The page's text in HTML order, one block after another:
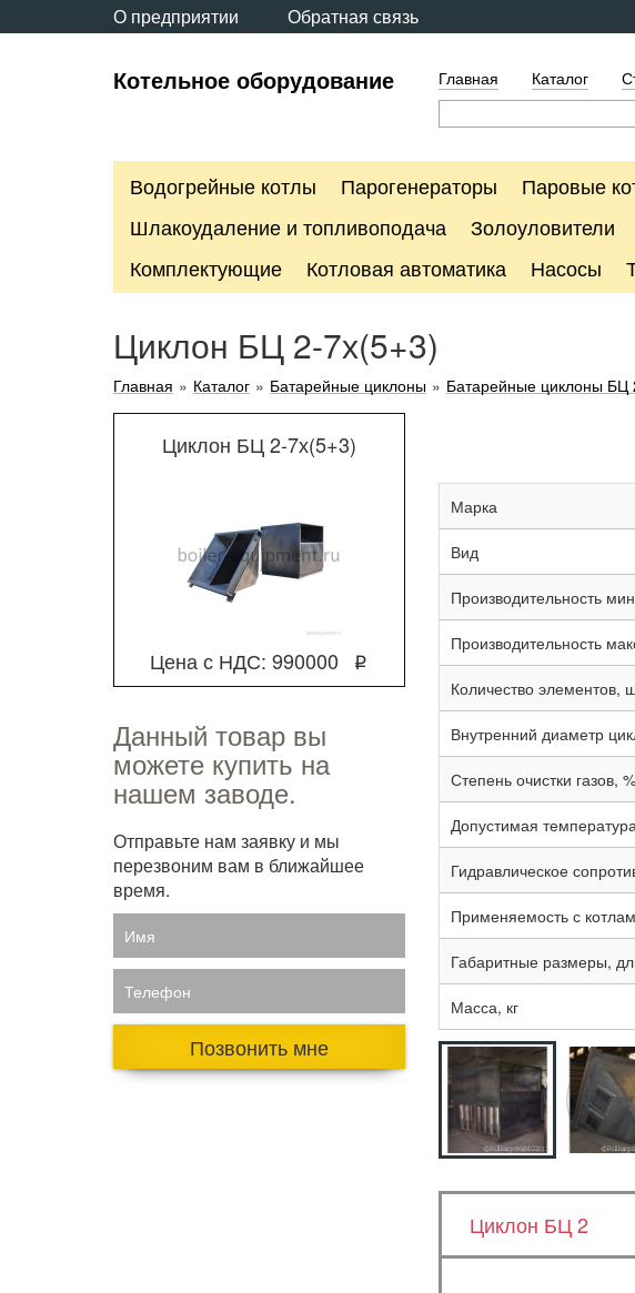
О предприятии Обратная связь
Котельное оборудование Главная Каталог
Водогрейные котлы Парогенераторы Паровые
Шлакоудаление и топливоподача
Золоуловители
Комплектующие
Котловая автоматика Насосы
Циклон БЦ 2-7х(5+3)
Главная » Каталог » Батарейные циклоны » Батарейные циклоны БЦ
Циклон БЦ 2-7х(5+3)
Цена с НДС: 990000 q
Данный товар вы
можете купить на
нашем заводе.
Отправьте нам заявку и мы
перезвоним вам в ближайшее
время.
Имя
Телефон
Позвонить мне
Марка
Вид
Производительность
Производительность
Количество элементов,
Внутренний диаметр
Степень очистки газов, %
Допустимая
Гидравлическое
Применяемость с
Габаритные размеры,
Масса, кг
Циклон БЦ 2